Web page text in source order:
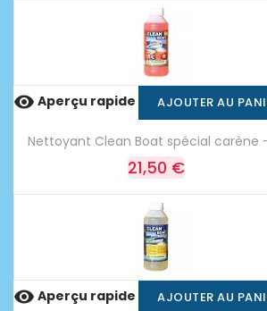
 Aperçu rapide AJOUTER AU
Nettoyant Clean Boat spécial carène -
21,50 €
 Aperçu rapide AJOUTER AU